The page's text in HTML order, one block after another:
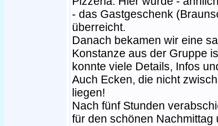
- das Gastgeschenk
überreicht.
Danach bekamen wir eine
Konstanze aus der Gruppe
konnte viele Details, Infos
Auch Ecken, die nicht
liegen!
Nach fünf Stunden
für den schönen